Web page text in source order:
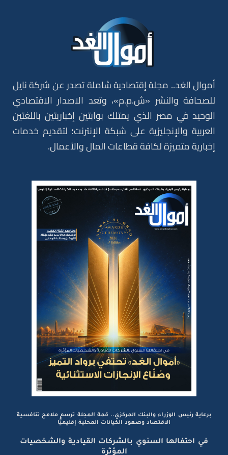
أموال الغد.. مجلة إقتصادية شاملة تصدر عن شركة نايل
للصحافة والنشر «ش.م.م»، وتعد الاصدار الاقتصادي
الوحيد في مصر الذي يمتلك بوابتين إخباريتين باللغتين
العربية والإنجليزية على شبكة الإنترنت؛ لتقديم خدمات
إخبارية متميزة لكافة قطاعات المال والأعمال.
برعاية رئيس الوزراء والبنك المركزي.. قمة المجلة ترسم ملامح تنافسية
الاقتصاد وصعود الكيانات المحلية إقليميًّا
في احتفالها السنوي بالشركات القيادية والشخصيات
المؤثرة